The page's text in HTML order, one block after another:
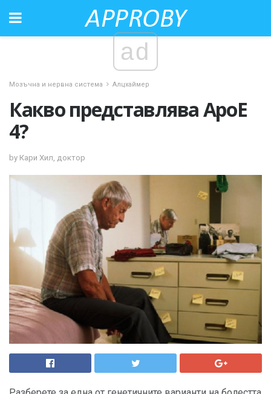
ad
Мозъчна и нервна система Алцхаймер
Какво представлява ApoE
4?
by Кари Хил, доктор